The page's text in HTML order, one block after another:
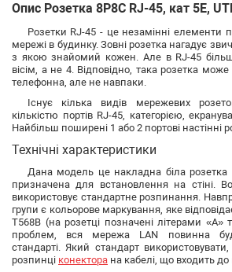
Опис Розетка 8P8C RJ-45, кат 5Е,
Розетки RJ-45 - це незамінні елементи
мережі в будинку. Зовні розетка нагадує
з якою знайомий кожен. Але в RJ-45
вісім, а не 4. Відповідно, така розетка
телефонна, але не навпаки.
Існує кілька видів мережевих
кількістю портів RJ-45, категорією,
Найбільш поширені 1 або 2 портові настінні
Технічні характеристики
Дана модель це накладна біла
призначена для встановлення на стіні.
використовує стандартне розпинання.
групи є кольорове маркування, яке
T568B (на розетці позначені літерами
проблем, вся мережа LAN повинна
стандарті. Який стандарт
розпинці конектора на кабелі, що входить